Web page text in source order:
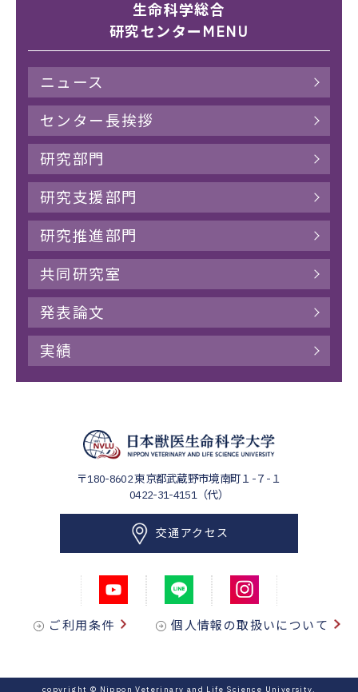
生命科学総合
研究センターMENU
ニュース
センター長挨拶
研究部門
研究支援部門
研究推進部門
共同研究室
発表論文
実績
〒180-8602東京都武蔵野市境南町１-７-１
0422-31-4151（代）
交通アクセス
ご利用条件 個人情報の取扱いについて
copyright © Nippon Veterinary and Life Science University.